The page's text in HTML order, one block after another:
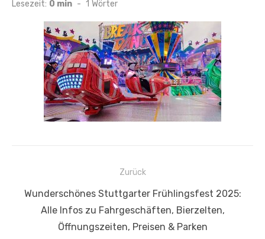
Lesezeit: 0 min - 1 Wörter
Beitragsnavigation
Zurück
Vorheriger
Beitrag:
Wunderschönes Stuttgarter Frühlingsfest 2025:
Alle Infos zu Fahrgeschäften, Bierzelten,
Öffnungszeiten, Preisen & Parken